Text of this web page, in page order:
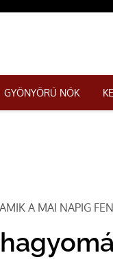
GYÖNYÖRŰ NŐK
A MAI NAPIG